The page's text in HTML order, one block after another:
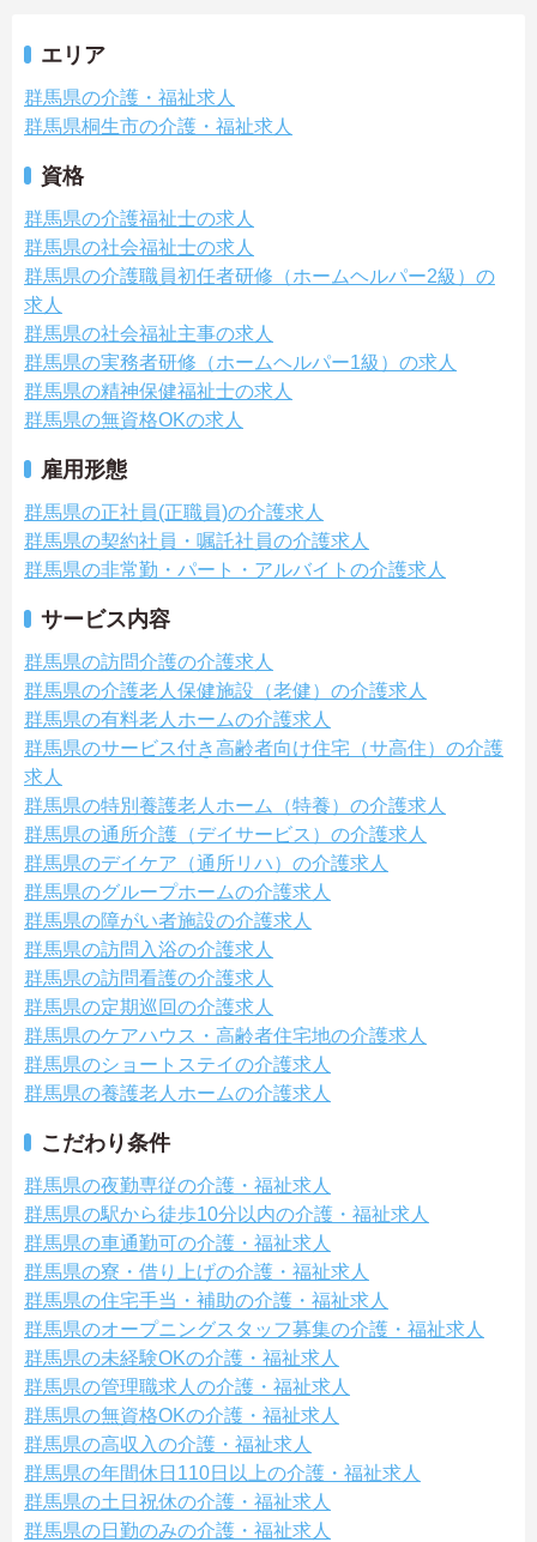
エリア
群馬県の介護・福祉求人
群馬県桐生市の介護・福祉求人
資格
群馬県の介護福祉士の求人
群馬県の社会福祉士の求人
群馬県の介護職員初任者研修（ホームヘルパー2級）の
求人
群馬県の社会福祉主事の求人
群馬県の実務者研修（ホームヘルパー1級）の求人
群馬県の精神保健福祉士の求人
群馬県の無資格OKの求人
雇用形態
群馬県の正社員(正職員)の介護求人
群馬県の契約社員・嘱託社員の介護求人
群馬県の非常勤・パート・アルバイトの介護求人
サービス内容
群馬県の訪問介護の介護求人
群馬県の介護老人保健施設（老健）の介護求人
群馬県の有料老人ホームの介護求人
群馬県のサービス付き高齢者向け住宅（サ高住）の介護
求人
群馬県の特別養護老人ホーム（特養）の介護求人
群馬県の通所介護（デイサービス）の介護求人
群馬県のデイケア（通所リハ）の介護求人
群馬県のグループホームの介護求人
群馬県の障がい者施設の介護求人
群馬県の訪問入浴の介護求人
群馬県の訪問看護の介護求人
群馬県の定期巡回の介護求人
群馬県のケアハウス・高齢者住宅地の介護求人
群馬県のショートステイの介護求人
群馬県の養護老人ホームの介護求人
こだわり条件
群馬県の夜勤専従の介護・福祉求人
群馬県の駅から徒歩10分以内の介護・福祉求人
群馬県の車通勤可の介護・福祉求人
群馬県の寮・借り上げの介護・福祉求人
群馬県の住宅手当・補助の介護・福祉求人
群馬県のオープニングスタッフ募集の介護・福祉求人
群馬県の未経験OKの介護・福祉求人
群馬県の管理職求人の介護・福祉求人
群馬県の無資格OKの介護・福祉求人
群馬県の高収入の介護・福祉求人
群馬県の年間休日110日以上の介護・福祉求人
群馬県の土日祝休の介護・福祉求人
群馬県の日勤のみの介護・福祉求人